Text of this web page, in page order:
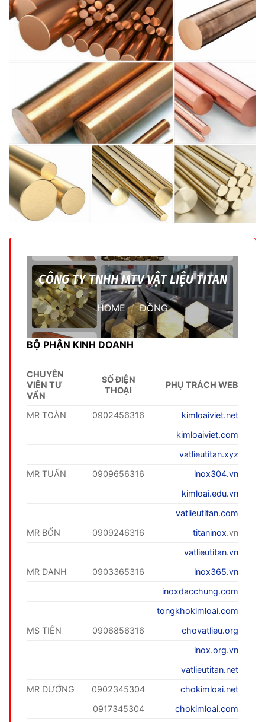
CÔNG TY TNHH MTV VẬT LIỆU TITAN
HOME / ĐỒNG
BỘ PHẬN KINH DOANH
CHUYÊN
VIÊN TƯ
VẤN
SỐ ĐIỆN
THOẠI
PHỤ TRÁCH WEB
MR TOÀN 0902456316
kimloaiviet.net
kimloaiviet.com
vatlieutitan.xyz
MR TUẤN
0909656316
inox304.vn
kimloai.edu.vn
vatlieutitan.com
MR BỐN
0909246316 titaninox.vn
vatlieutitan.vn
MR DANH
0903365316
inox365.vn
inoxdacchung.com
tongkhokimloai.com
MS TIÊN
0906856316
chovatlieu.org
inox.org.vn
vatlieutitan.net
MR DƯỠNG
0902345304
chokimloai.net
0917345304
chokimloai.com